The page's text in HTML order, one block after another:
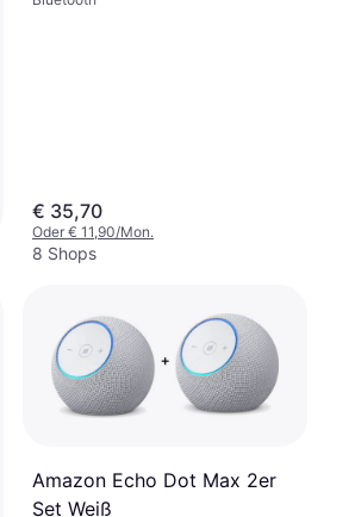
€ 35,70
Oder € 11,90/Mon.
8 Shops
Amazon Echo Dot Max 2er
Set Weiß